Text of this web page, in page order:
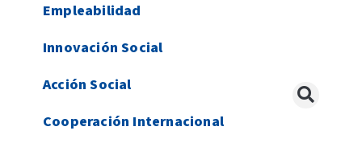
Empleabilidad
Innovación Social
Acción Social
Cooperación Internacional